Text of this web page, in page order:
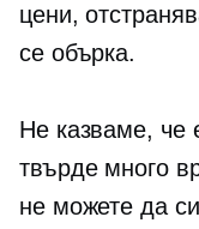
цени,
се обърка.
Не казваме, че
твърде много
не можете да